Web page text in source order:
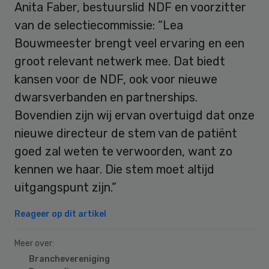
Anita Faber, bestuurslid NDF en voorzitter
van de selectiecommissie: “Lea
Bouwmeester brengt veel ervaring en een
groot relevant netwerk mee. Dat biedt
kansen voor de NDF, ook voor nieuwe
dwarsverbanden en partnerships.
Bovendien zijn wij ervan overtuigd dat onze
nieuwe directeur de stem van de patiënt
goed zal weten te verwoorden, want zo
kennen we haar. Die stem moet altijd
uitgangspunt zijn.”
Reageer op dit artikel
Meer over:
Branchevereniging